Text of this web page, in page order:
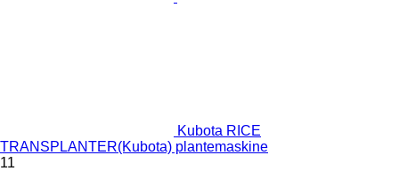
Kubota RICE
TRANSPLANTER(Kubota) plantemaskine
11